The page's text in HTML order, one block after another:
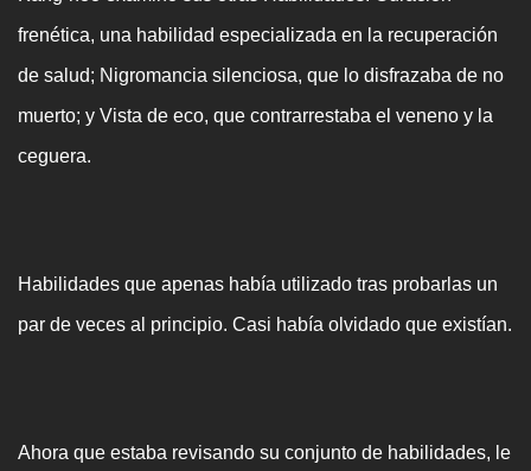
frenética, una habilidad especializada en la recuperación
de salud; Nigromancia silenciosa, que lo disfrazaba de no
muerto; y Vista de eco, que contrarrestaba el veneno y la
ceguera.
Habilidades que apenas había utilizado tras probarlas un
par de veces al principio. Casi había olvidado que existían.
Ahora que estaba revisando su conjunto de habilidades, le